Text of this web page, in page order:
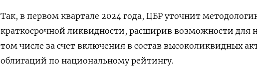
Так, в первом квартале 2024 года, ЦБР уточнит
краткосрочной ликвидности, расширив возможности для
том числе за счет включения в состав высоколиквидных
облигаций по национальному рейтингу.